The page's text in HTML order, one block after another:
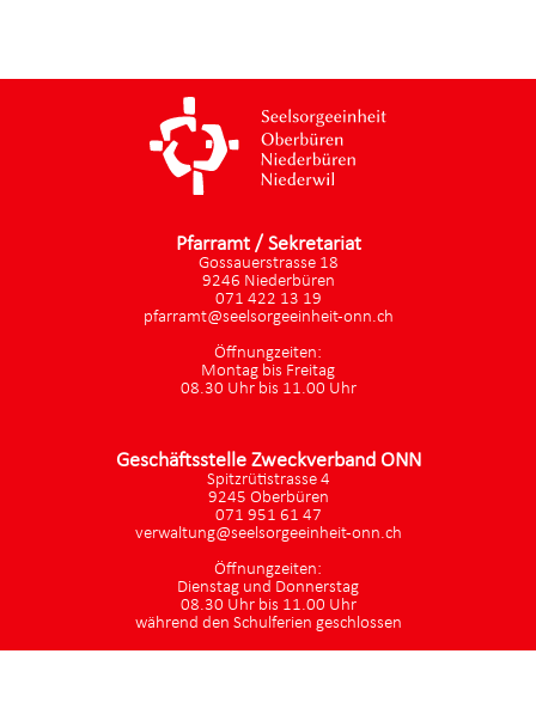
Pfarramt / Sekretariat
Gossauerstrasse 18
9246 Niederbüren
071 422 13 19
pfarramt@seelsorgeeinheit-onn.ch
Öffnungzeiten:
Montag bis Freitag
08.30 Uhr bis 11.00 Uhr
Geschäftsstelle Zweckverband ONN
Spitzrütistrasse 4
9245 Oberbüren
071 951 61 47
verwaltung@seelsorgeeinheit-onn.ch
Öffnungzeiten:
Dienstag und Donnerstag
08.30 Uhr bis 11.00 Uhr
während den Schulferien geschlossen